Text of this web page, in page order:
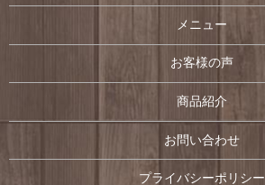
メニュー
お客様の声
商品紹介
お問い合わせ
プライバシーポリシー